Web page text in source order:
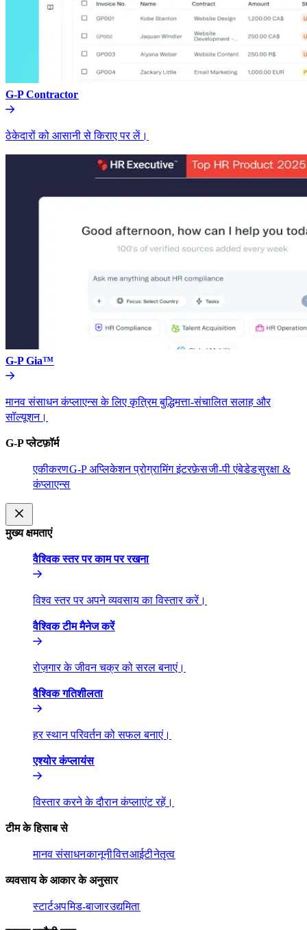
G-P Contractor​​
ठेकेदारों को आसानी से किराए पर लें।​​
G-P Gia™​​
मानव संसाधन कंप्लाएन्स के लिए कृत्रिम बुद्धिमत्ता-संचालित सलाह और
सॉल्यूशन।​​
G-P प्लेटफ़ॉर्म​​
एकीकरण​​G-P अप्लिकेशन प्रोग्रामिंग इंटरफ़ेस​​जी-पी एंबेडेड​​सुरक्षा &
कंप्लाएन्स​​
मुख्य क्षमताएं​​
वैश्विक स्तर पर काम पर रखना​​
विश्व स्तर पर अपने व्यवसाय का विस्तार करें।​​
वैश्विक टीम मैनेज करें​​
रोज़गार के जीवन चक्र को सरल बनाएं।​​
वैश्विक गतिशीलता​​
हर स्थान परिवर्तन को सफल बनाएं।​​
एश्योर कंप्लायंस​​
विस्तार करने के दौरान कंप्लाएंट रहें।​​
टीम के हिसाब से​​
मानव संसाधन​​कानूनी​​वित्त​​आईटी​​नेतृत्व​​
व्यवसाय के आकार के अनुसार​​
स्टार्टअप​​मिड-बाजार​​उद्यमिता​​